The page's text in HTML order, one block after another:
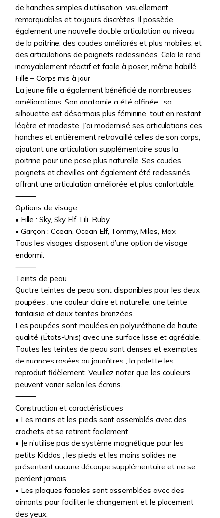
de hanches simples d’utilisation, visuellement
remarquables et toujours discrètes. Il possède
également une nouvelle double articulation au niveau
de la poitrine, des coudes améliorés et plus mobiles, et
des articulations de poignets redessinées. Cela le rend
incroyablement réactif et facile à poser, même habillé.
Fille – Corps mis à jour
La jeune fille a également bénéficié de nombreuses
améliorations. Son anatomie a été affinée : sa
silhouette est désormais plus féminine, tout en restant
légère et modeste. J’ai modernisé ses articulations des
hanches et entièrement retravaillé celles de son corps,
ajoutant une articulation supplémentaire sous la
poitrine pour une pose plus naturelle. Ses coudes,
poignets et chevilles ont également été redessinés,
offrant une articulation améliorée et plus confortable.
⸻
Options de visage
• Fille : Sky, Sky Elf, Lili, Ruby
• Garçon : Ocean, Ocean Elf, Tommy, Miles, Max
Tous les visages disposent d’une option de visage
endormi.
⸻
Teints de peau
Quatre teintes de peau sont disponibles pour les deux
poupées : une couleur claire et naturelle, une teinte
fantaisie et deux teintes bronzées.
Les poupées sont moulées en polyuréthane de haute
qualité (États-Unis) avec une surface lisse et agréable.
Toutes les teintes de peau sont denses et exemptes
de nuances rosées ou jaunâtres ; la palette les
reproduit fidèlement. Veuillez noter que les couleurs
peuvent varier selon les écrans.
⸻
Construction et caractéristiques
• Les mains et les pieds sont assemblés avec des
crochets et se retirent facilement.
• Je n’utilise pas de système magnétique pour les
petits Kiddos ; les pieds et les mains solides ne
présentent aucune découpe supplémentaire et ne se
perdent jamais.
• Les plaques faciales sont assemblées avec des
aimants pour faciliter le changement et le placement
des yeux.